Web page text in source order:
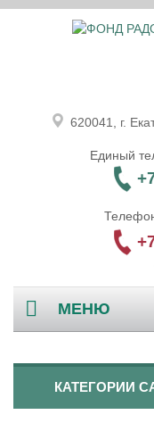
620041, г.
Единый
МЕНЮ
КАТЕГОРИИ